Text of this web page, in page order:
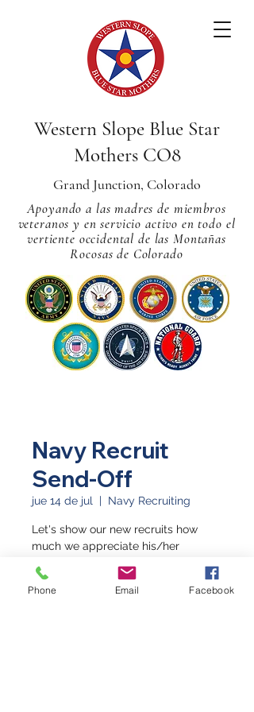
Western Slope Blue Star
Mothers CO8
Grand Junction, Colorado
Apoyando a las madres de miembros
veteranos y en servicio activo en todo el
vertiente occidental de las Montañas
Rocosas de Colorado
Navy Recruit
Send-Off
jue 14 de jul
  |
Navy Recruiting
Let's show our new recruits how
much we appreciate his/her
Phone Email Facebook